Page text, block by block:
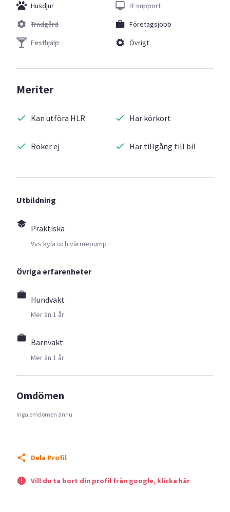
Husdjur
Trädgård
Festhjälp
IT support
Företagsjobb
Övrigt
Meriter
Kan utföra HLR
Röker ej
Har körkort
Har tillgång till bil
Utbildning
Praktiska
Vvs kyla och värmepump
Övriga erfarenheter
Hundvakt
Mer än 1 år
Barnvakt
Mer än 1 år
Omdömen
Inga omdömen ännu
Dela Profil
Vill du ta bort din profil från google, klicka här